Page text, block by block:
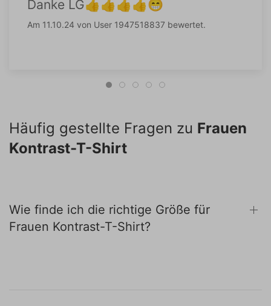
Danke LG👍👍👍👍😁
Am 11.10.24 von User 1947518837 bewertet.
Häufig gestellte Fragen zu Frauen
Kontrast-T-Shirt
Wie finde ich die richtige Größe für
Frauen Kontrast-T-Shirt?